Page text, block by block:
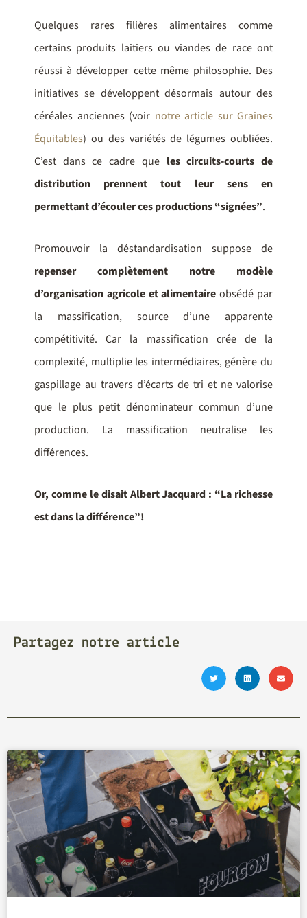
Quelques rares filières alimentaires comme
certains produits laitiers ou viandes de race ont
réussi à développer cette même philosophie. Des
initiatives se développent désormais autour des
céréales anciennes (voir notre article sur Graines
Équitables) ou des variétés de légumes oubliées.
C’est dans ce cadre que les circuits-courts de
distribution prennent tout leur sens en
permettant d’écouler ces productions “signées”.
Promouvoir la déstandardisation suppose de
repenser complètement notre modèle
d’organisation agricole et alimentaire obsédé par
la massification, source d’une apparente
compétitivité. Car la massification crée de la
complexité, multiplie les intermédiaires, génère du
gaspillage au travers d’écarts de tri et ne valorise
que le plus petit dénominateur commun d’une
production. La massification neutralise les
différences.
Or, comme le disait Albert Jacquard : “La richesse
est dans la différence”!
Partagez notre article